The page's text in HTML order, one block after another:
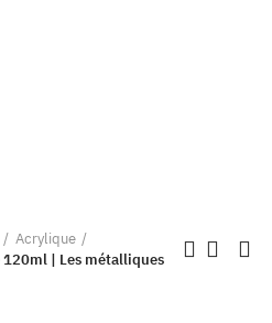
Acrylique
| Les métalliques